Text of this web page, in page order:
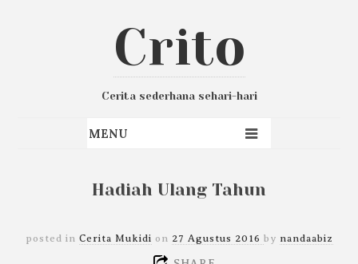
Crito
Cerita sederhana sehari-hari
Hadiah Ulang Tahun
posted in Cerita Mukidi on 27 Agustus 2016 by nandaabiz